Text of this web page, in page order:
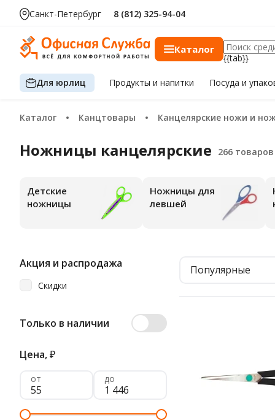
Санкт-Петербург 8 (812) 325-94-04
Каталог
{{tab}}
Для юрлиц Продуктыи напитки Посуда и
Каталог Канцтовары Канцелярские ножи и
Ножницы канцелярские
Детские
ножницы
Ножницы для
левшей
Акция и распродажа
Скидки
Только в наличии
Цена,₽
от до
Популярные